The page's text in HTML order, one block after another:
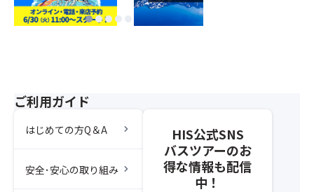
ご利用ガイド
はじめての方Q＆A chevron_right
安全･安心の取り組み chevron_right
HIS公式SNS
バスツアーのお
得な情報も配信
中！